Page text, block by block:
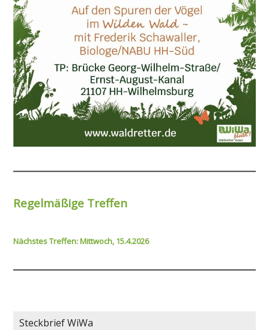
Regelmäßige Treffen
Nächstes Treffen: Mittwoch, 15.4.2026
Steckbrief WiWa